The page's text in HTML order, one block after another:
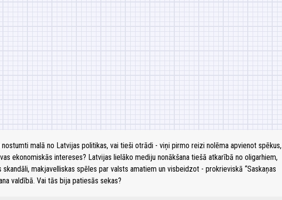
nostumti malā no Latvijas politikas, vai tieši otrādi - viņi pirmo reizi nolēma apvienot spēkus,
ekonomiskās intereses? Latvijas lielāko mediju nonākšana tiešā atkarībā no oligarhiem,
makjavelliskas spēles par valsts amatiem un visbeidzot - prokrieviskā “Saskaņas
valdībā. Vai tās bija patiesās sekas?